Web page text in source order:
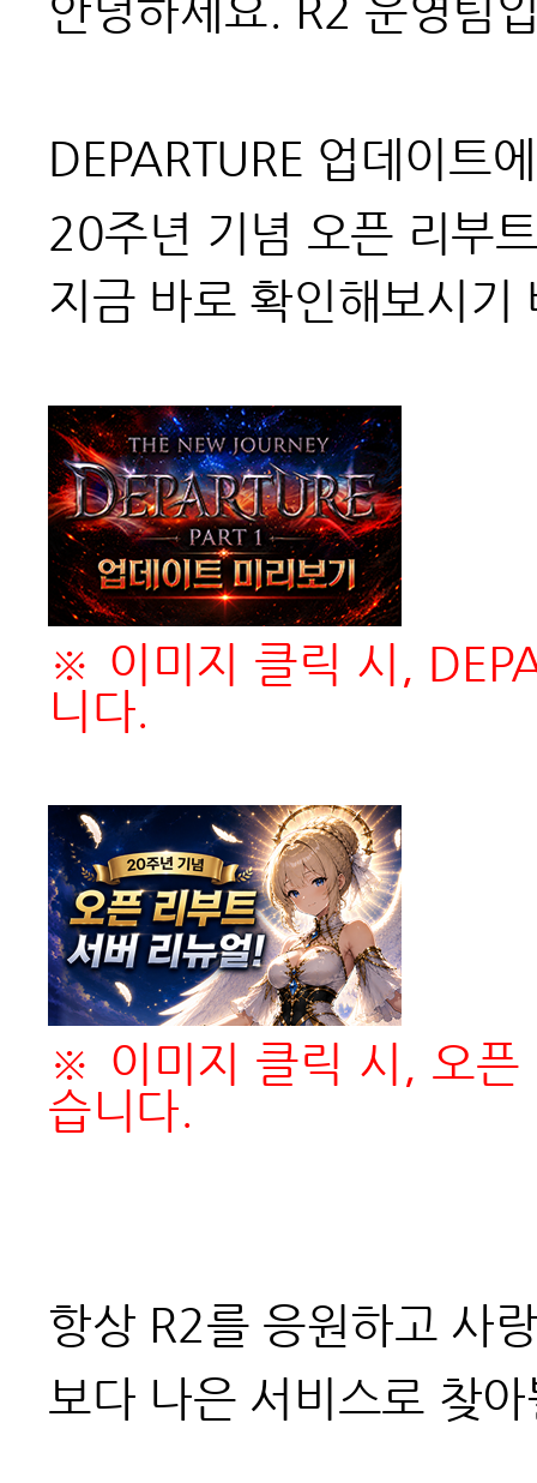
DEPARTURE 업데이트
20주년 기념 오픈 리부
지금 바로 확인해보시기
※ 이미지 클릭 시,
니다.
※ 이미지 클릭 시, 오
습니다.
항상 R2를 응원하고 사
보다 나은 서비스로 찾